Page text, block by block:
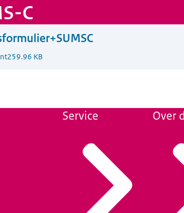
C
259.96 KB
Service Over